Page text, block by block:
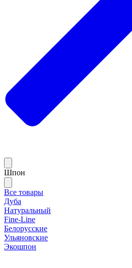
Шпон
Все товары
Дуба
Натуральный
Fine-Line
Белорусские
Ульяновские
Экошпон